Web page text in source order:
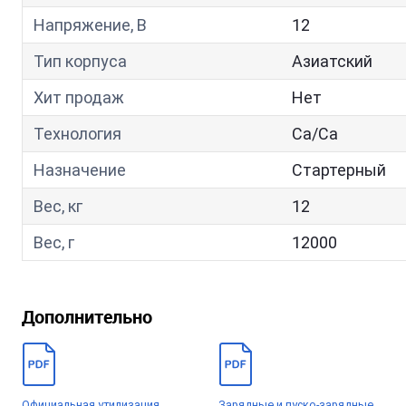
Напряжение, В
12
Тип корпуса
Азиатский
Хит продаж
Нет
Технология
Са/Са
Назначение
Стартерный
Вес, кг
12
Вес, г
12000
Дополнительно